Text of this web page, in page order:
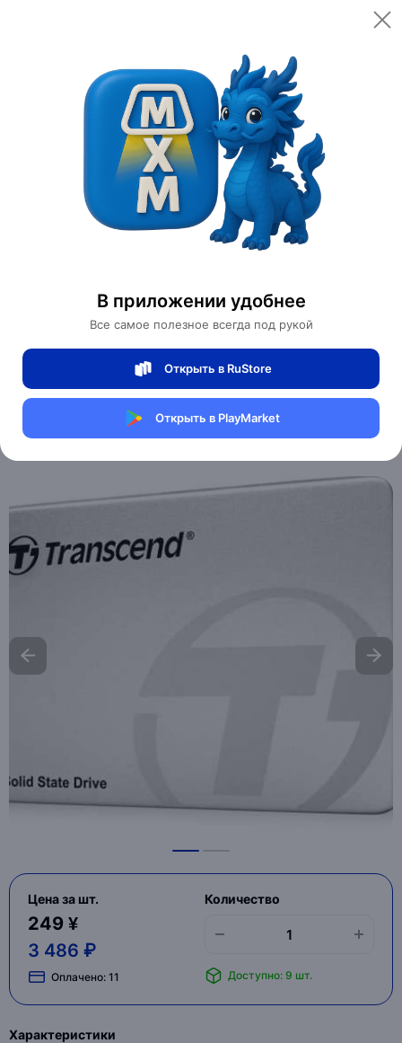
В приложении удобнее
Все самое полезное всегда под рукой
Открыть в RuStore
Открыть в PlayMarket
Открыть
Категории
Цифровая электроника
Компьютеры и комплектующие
Жёсткие диски
SSD накопитель TRANSCEND
TS240GSSD220S 240Гб
0 отзывов
Магазин Help Dell/HP
Цена за шт.
249 ¥
3 486 ₽
Оплачено: 11
Количество
Доступно: 9 шт.
Характеристики